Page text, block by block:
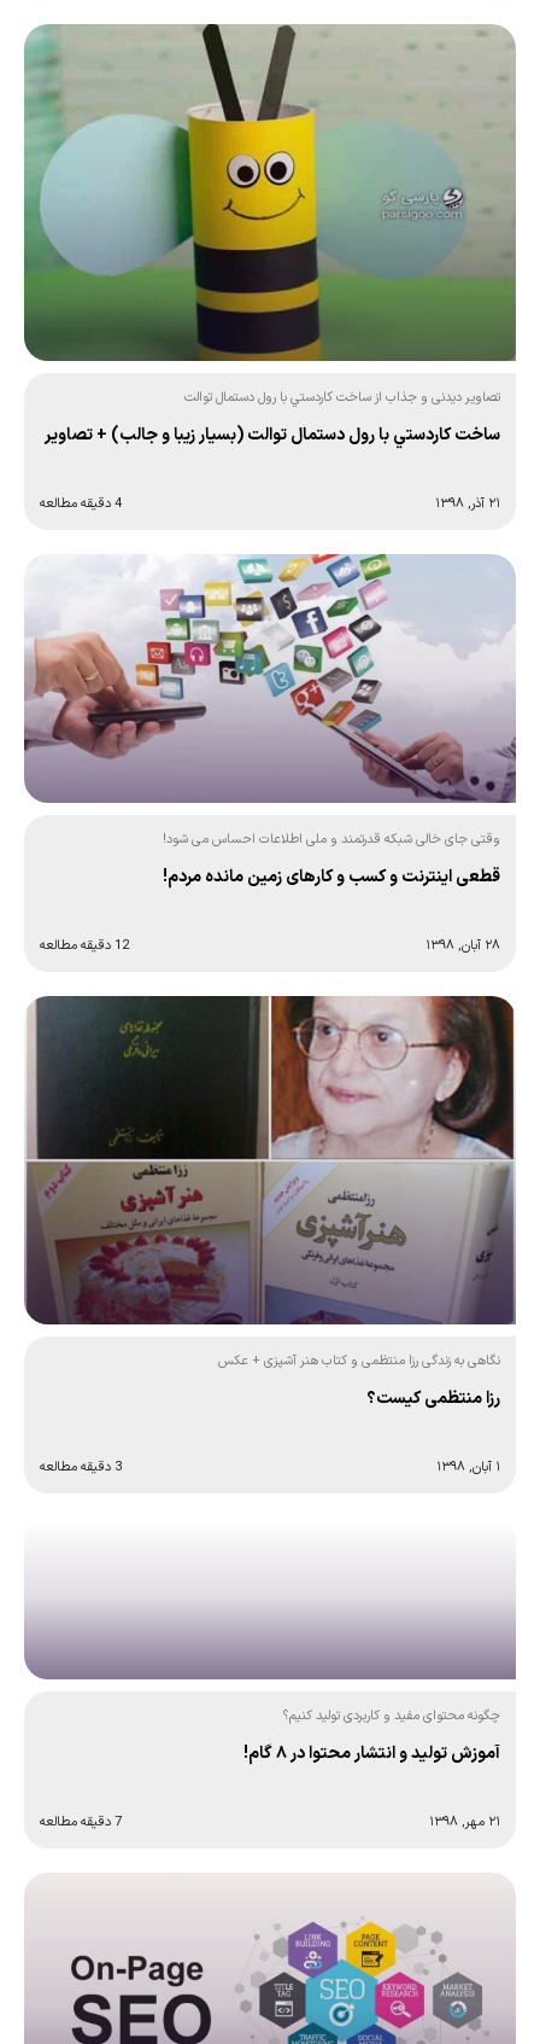
تصاویر دیدنی و جذاب از ساخت كاردستي با رول دستمال توالت
ساخت كاردستي با رول دستمال توالت (بسيار زيبا و جالب) + تصاویر
۲۱ آذر, ۱۳۹۸ 4 دقیقه مطالعه
وقتی جای خالی شبکه قدرتمند و ملی اطلاعات احساس می شود!
قطعی اینترنت و کسب و کارهای زمین‌ مانده مردم!
۲۸ آبان, ۱۳۹۸ 12 دقیقه مطالعه
نگاهی به زندگی رزا منتظمی و کتاب هنر آشپزی + عکس
رزا منتظمی کیست؟
۱ آبان, ۱۳۹۸ 3 دقیقه مطالعه
چگونه محتوای مفید و کاربردی تولید کنیم؟
آموزش تولید و انتشار محتوا در ۸ گام!
۲۱ مهر, ۱۳۹۸ 7 دقیقه مطالعه